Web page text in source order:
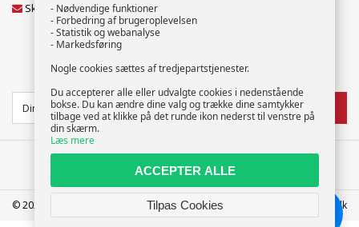
© 2025 XL-Møbler ApS | CVR: 39586207 | FREDERICIA | info@xl-mobler.dk
Skriv til vores kundeservice
NYHEDSBREV
TILMELD
- Nødvendige funktioner
- Forbedring af brugeroplevelsen
- Statistik og webanalyse
- Markedsføring
Nogle cookies sættes af tredjepartstjenester.
Du accepterer alle eller udvalgte cookies i nedenstående
bokse. Du kan ændre dine valg og trække dine samtykker
tilbage ved at klikke på det runde ikon nederst til venstre på
din skærm.
Læs mere
ACCEPTER ALLE
Tilpas Cookies